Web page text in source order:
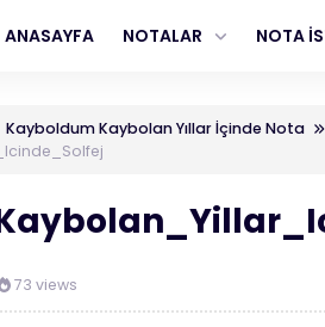
ANASAYFA NOTALAR NOTA
Kayboldum Kaybolan Yıllar İçinde Nota
73 views